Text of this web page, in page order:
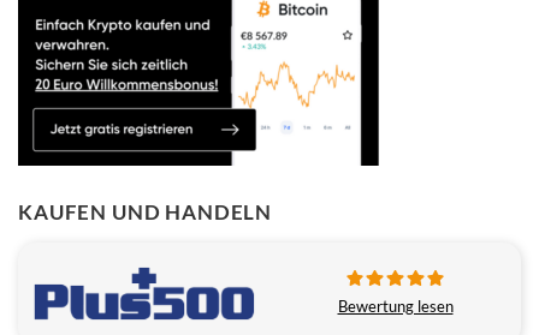
KAUFEN UND HANDELN
Bewertung lesen